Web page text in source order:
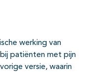
werking van
patiënten met pijn
versie, waarin